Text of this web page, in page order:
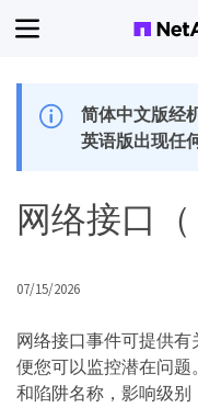
简体中文版经
英语版出现任
网络接口（
07/15/2026
网络接口事件可提供有
便您可以监控潜在问
和陷阱名称，影响级别